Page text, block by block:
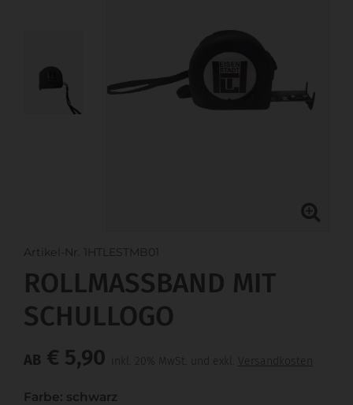
Artikel-Nr. 1HTLESTMB01
ROLLMASSBAND MIT S
CHULLOGO
AB € 5,90 inkl. 20% MwSt. und exkl. Versandkosten
Farbe: schwarz